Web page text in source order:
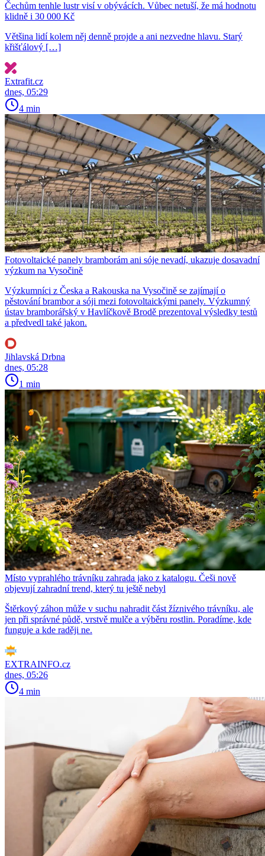
Čechům tenhle lustr visí v obývácích. Vůbec netuší, že má hodnotu
klidně i 30 000 Kč
Většina lidí kolem něj denně projde a ani nezvedne hlavu. Starý
křišťálový […]
Extrafit.cz
dnes, 05:29
4 min
Fotovoltaické panely bramborám ani sóje nevadí, ukazuje dosavadní
výzkum na Vysočině
Výzkumníci z Česka a Rakouska na Vysočině se zajímají o
pěstování brambor a sóji mezi fotovoltaickými panely. Výzkumný
ústav bramborářský v Havlíčkově Brodě prezentoval výsledky testů
a předvedl také jakon.
Jihlavská Drbna
dnes, 05:28
1 min
Místo vyprahlého trávníku zahrada jako z katalogu. Češi nově
objevují zahradní trend, který tu ještě nebyl
Štěrkový záhon může v suchu nahradit část žíznivého trávníku, ale
jen při správné půdě, vrstvě mulče a výběru rostlin. Poradíme, kde
funguje a kde raději ne.
EXTRAINFO.cz
dnes, 05:26
4 min